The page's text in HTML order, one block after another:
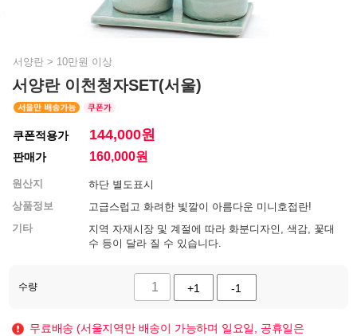
서양란 > 10만원 이상
서양란 이천청자SET(서울)
쿠폰적용가 144,000원
판매가 160,000원
원산지
하단 별도표시
상품정보
고급스럽고 화려한 빛깔이 아름다운 미니호접란!
기타
지역 자재시장 및 계절에 따라 화분디자인, 색감, 꽃대
수 등이 달라 질 수 있습니다.
수량 +1 -1
무료배송 (서울지역만 배송이 가능하며 일요일, 공휴일은